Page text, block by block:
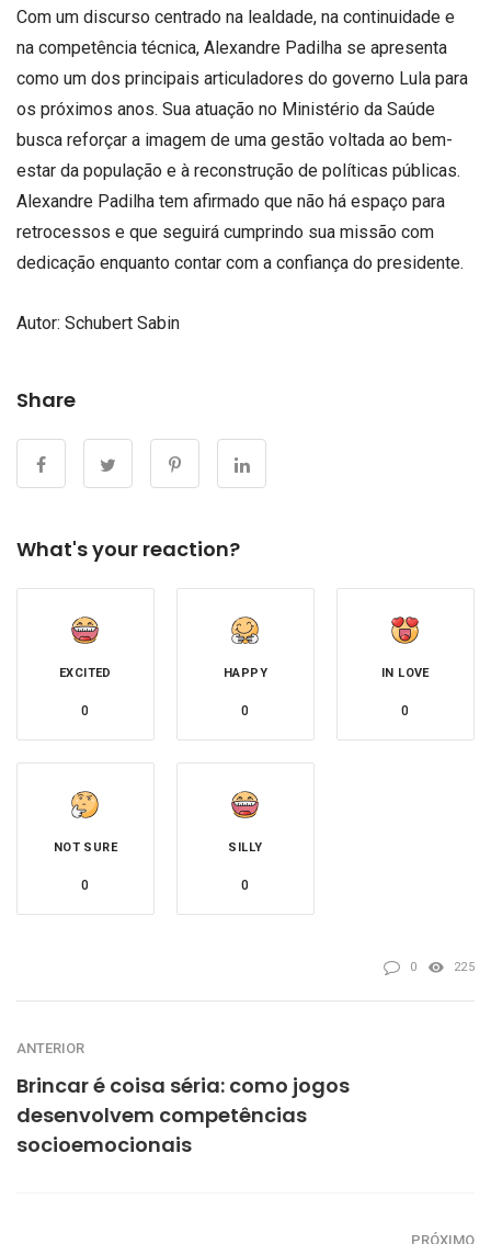
e
já
se
coloca
à
disposição
para
seguir
no
cargo
uma
nova
gestão
petista
2026.
Com um discurso centrado na lealdade, na continuidade e
na competência técnica, Alexandre Padilha se apresenta
como um dos principais articuladores do governo Lula para
os próximos anos. Sua atuação no Ministério da Saúde
busca reforçar a imagem de uma gestão voltada ao bem-
estar da população e à reconstrução de políticas públicas.
Alexandre Padilha tem afirmado que não há espaço para
retrocessos e que seguirá cumprindo sua missão com
dedicação enquanto contar com a confiança do presidente.
Autor: Schubert Sabin
Share
What's your reaction?
EXCITED
0
HAPPY
0
IN LOVE
0
NOT SURE
0
SILLY
0
0 225
ANTERIOR
Brincar é coisa séria: como jogos
desenvolvem competências
socioemocionais
PRÓXIMO